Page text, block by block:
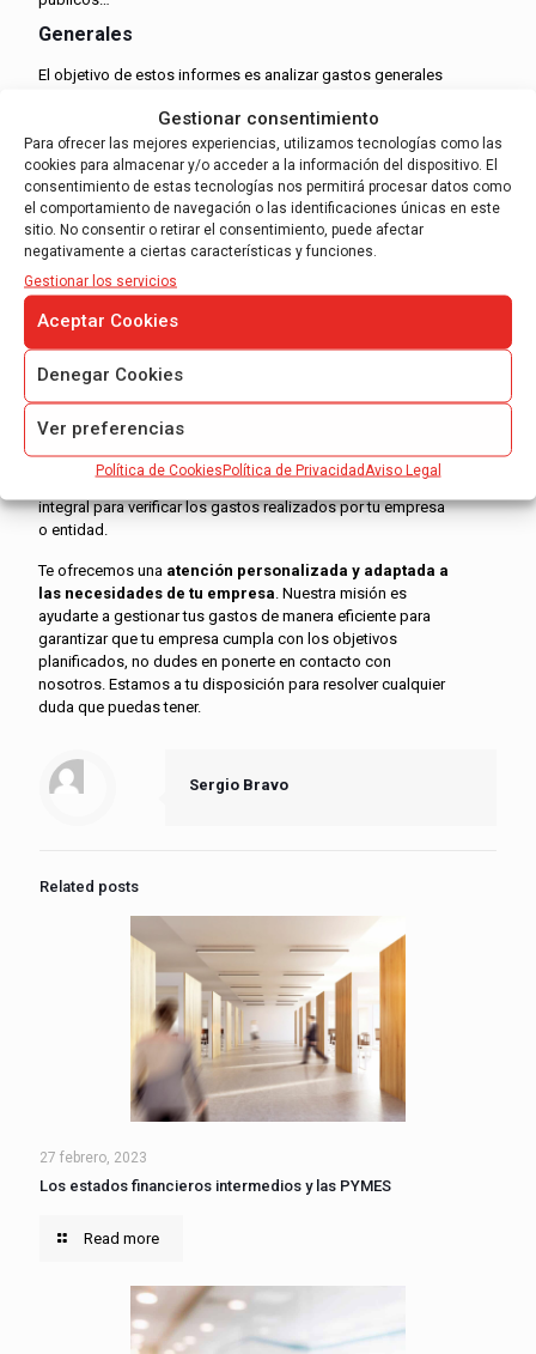
Gestionar consentimiento
Para ofrecer las mejores experiencias, utilizamos tecnologías como las
cookies para almacenar y/o acceder a la información del dispositivo. El
consentimiento de estas tecnologías nos permitirá procesar datos como
el comportamiento de navegación o las identificaciones únicas en este
sitio. No consentir o retirar el consentimiento, puede afectar
negativamente a ciertas características y funciones.
Gestionar los servicios
Aceptar Cookies
Denegar Cookies
Ver preferencias
Política de CookiesPolítica de Privacidad Aviso Legal
Generales
El objetivo de estos informes es analizar gastos generales
equipamiento tecnológico y otros gastos misceláneos. En
ocasiones, las inversiones en marketing y publicidad
pueden incluirse en esta categoría.
AOB Auditores: confía en
profesionales para hacer tu auditoría
de gastos
Realizar una auditoría de gastos puede ser unproceso
complejo y requiere una experiencia especializada
profesionales para llevar a cabo la auditoría. En AOB
Auditores somos profesionales con amplia trayectoria en
el sector. Nuestro equipo especializado ofrece un servicio
integral para verificar los gastos realizados por tu empresa
o entidad.
Te ofrecemos una atención personalizada y adaptada a
las necesidades de tu empresa. Nuestra misión es
ayudarte a gestionar tus gastos de manera eficiente para
garantizar que tu empresa cumpla con los objetivos
planificados, no dudes en ponerte en contacto con
nosotros. Estamos a tu disposición para resolver cualquier
duda que puedas tener.
Sergio Bravo
Related posts
27 febrero, 2023
Los estados financieros intermedios y las PYMES
Read more